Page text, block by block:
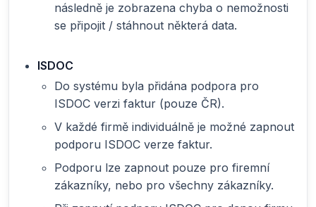
následně je zobrazena chyba o nemožnosti
se připojit / stáhnout některá data.
ISDOC
Do systému byla přidána podpora pro
ISDOC verzi faktur (pouze ČR).
V každé firmě individuálně je možné zapnout
podporu ISDOC verze faktur.
Podporu lze zapnout pouze pro firemní
zákazníky, nebo pro všechny zákazníky.